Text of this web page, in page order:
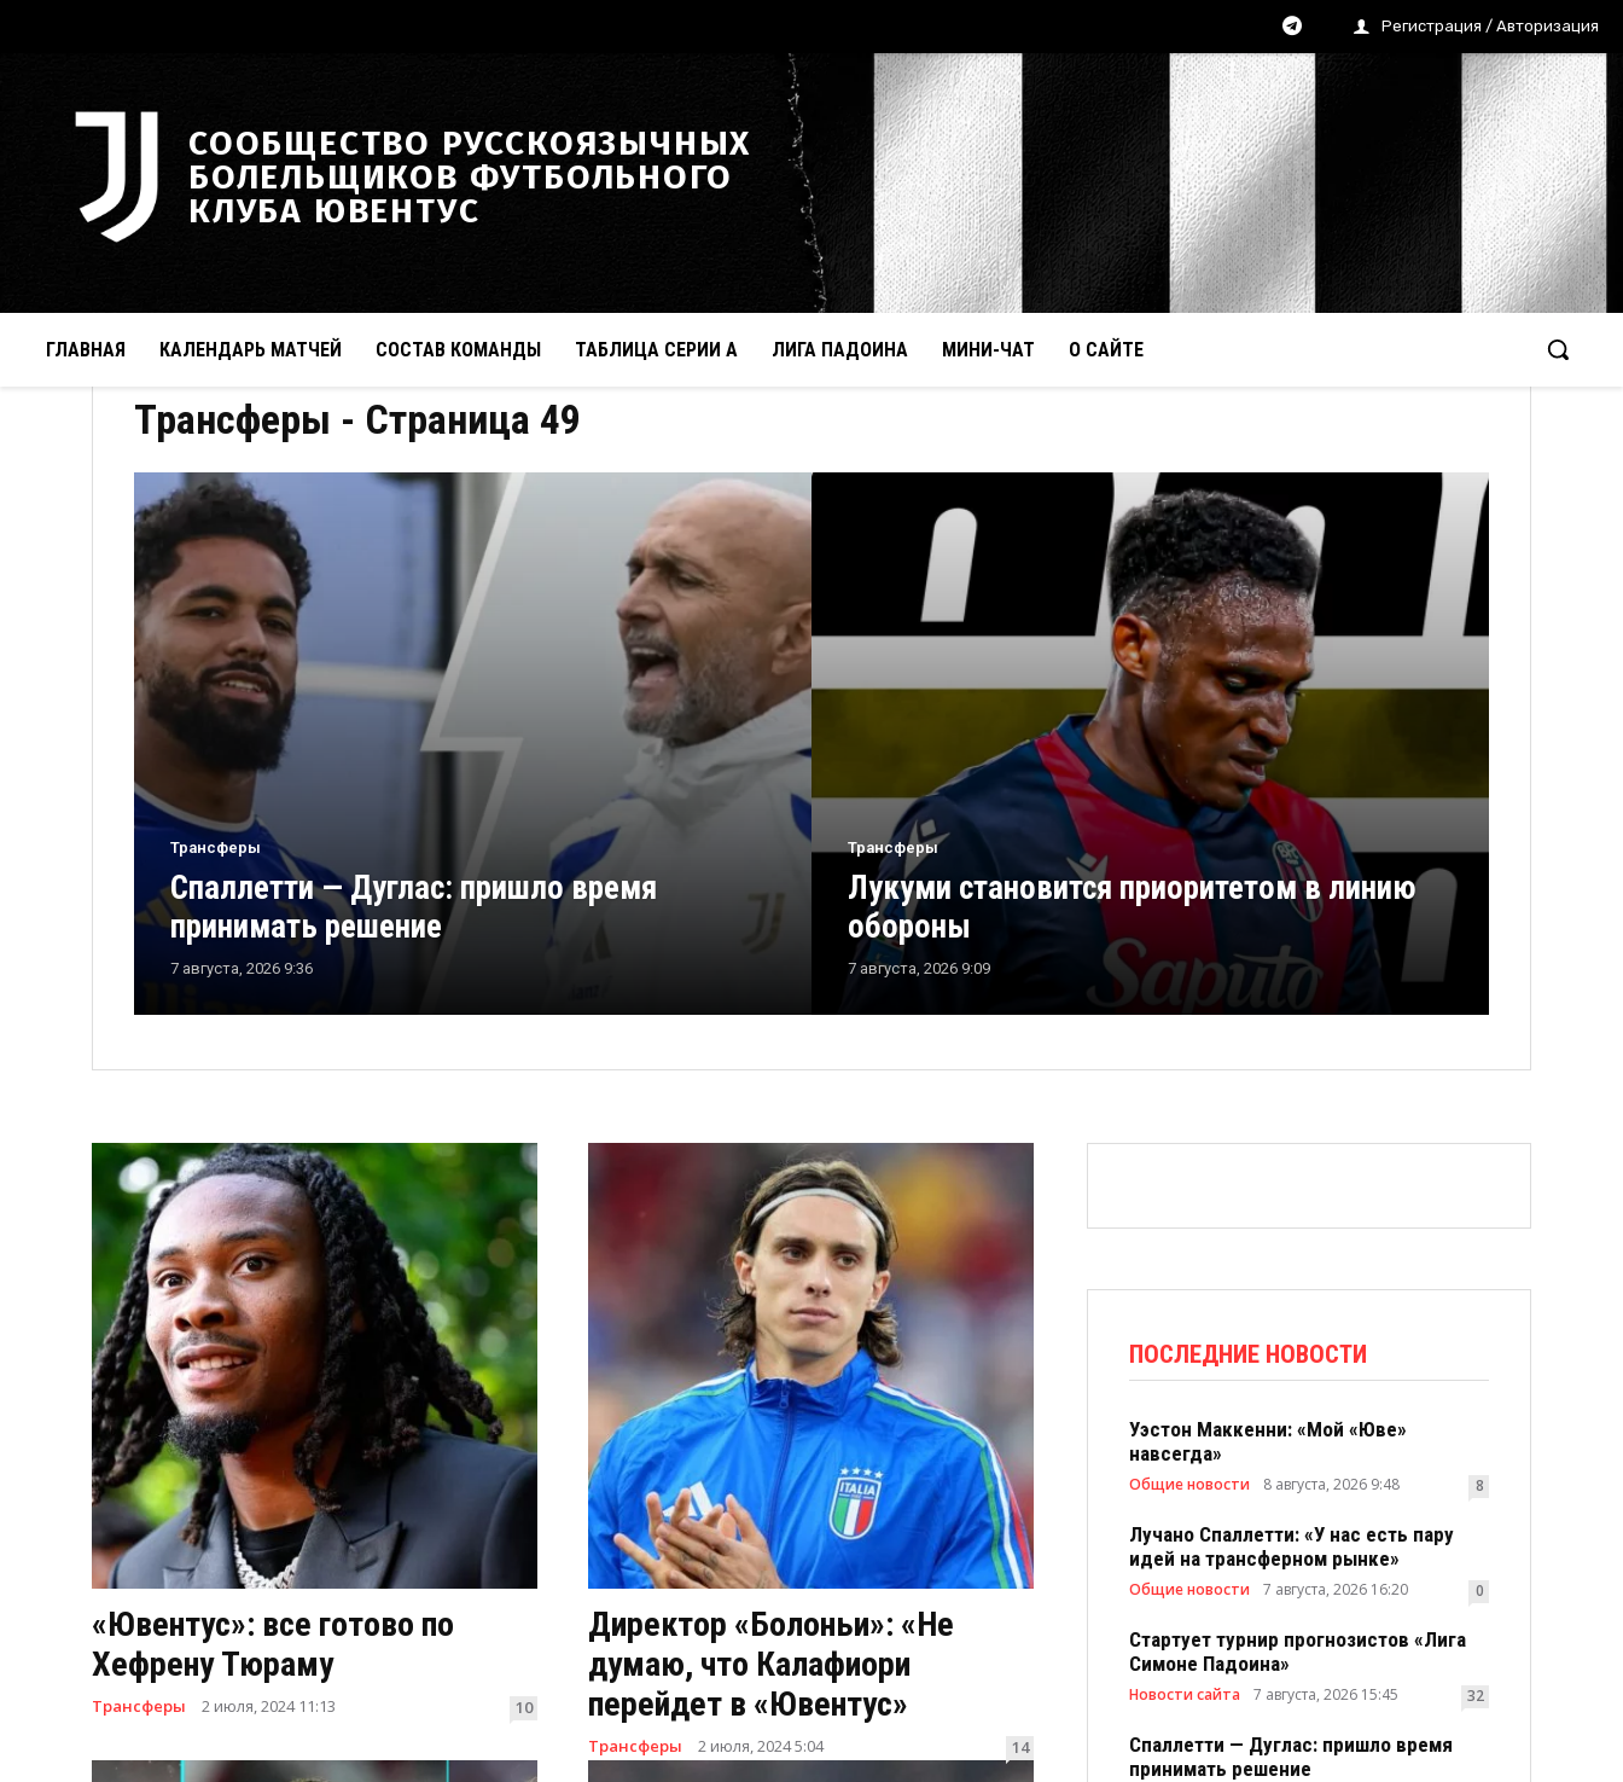
Регистрация / Авторизация
СООБЩЕСТВО РУССКОЯЗЫЧНЫХ
БОЛЕЛЬЩИКОВ ФУТБОЛЬНОГО
КЛУБА ЮВЕНТУС
ГЛАВНАЯ КАЛЕНДАРЬ МАТЧЕЙ СОСТАВ КОМАНДЫ ТАБЛИЦА СЕРИИ А ЛИГА ПАДОИНА МИНИ-ЧАТ О САЙТЕ
Трансферы - Страница 49
Трансферы
Спаллетти — Дуглас: пришло время
принимать решение
7 августа, 2026 9:36
Трансферы
Лукуми становится приоритетом в линию
обороны
7 августа, 2026 9:09
«Ювентус»: все готово по
Хефрену Тюраму
Трансферы 2 июля, 2024 11:13 10
Директор «Болоньи»: «Не
думаю, что Калафиори
перейдет в «Ювентус»
Трансферы 2 июля, 2024 5:04 14
ПОСЛЕДНИЕ НОВОСТИ
Уэстон Маккенни: «Мой «Юве»
навсегда»
Общие новости 8 августа, 2026 9:48 8
Лучано Спаллетти: «У нас есть пару
идей на трансферном рынке»
Общие новости 7 августа, 2026 16:20 0
Стартует турнир прогнозистов «Лига
Симоне Падоина»
Новости сайта 7 августа, 2026 15:45 32
Спаллетти — Дуглас: пришло время
принимать решение